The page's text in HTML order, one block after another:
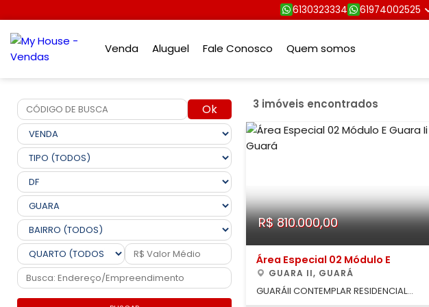
6130323334 61974002525
Venda Aluguel Fale Conosco Quem somos
Ok 3 imóveis encontrados
R$ 810.000,00
Área Especial 02 Módulo E
GUARA II, GUARÁ
GUARÁII CONTEMPLAR RESIDENCIAL